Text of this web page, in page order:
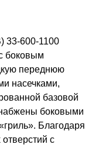
33-600-1100
боковым
переднюю
насечками,
базовой
боковыми
Благодаря
с